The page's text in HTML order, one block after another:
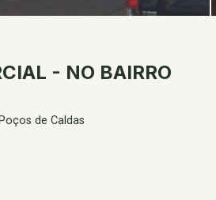
- NO BAIRRO
de Caldas